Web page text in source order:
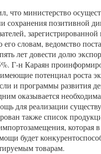
что министерство
сохранения позитивной
словам, ведомство
лет довести долю
Г-н Караян
потенциал роста
и программы развития
оказывается
для реализации
также список
которая
будет
товарам.